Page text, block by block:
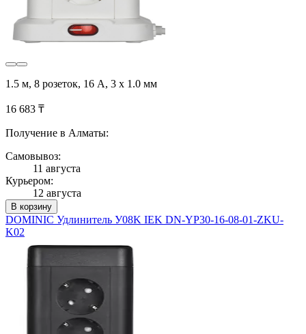
1.5 м, 8 розеток, 16 А, 3 х 1.0 мм
16 683 ₸
Получение в Алматы:
Самовывоз:
11 августа
Курьером:
12 августа
В корзину
DOMINIC Удлинитель У08K IEK DN-YP30-16-08-01-ZKU-
K02